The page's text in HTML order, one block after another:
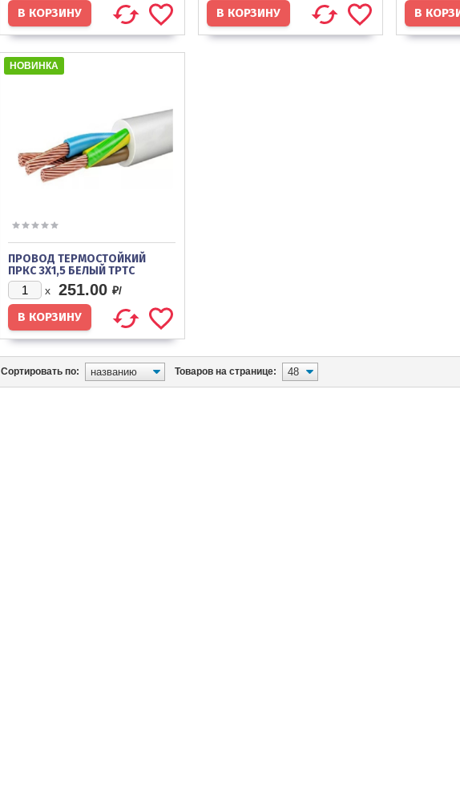
НОВИНКА
ПРОВОД ТЕРМОСТОЙКИЙ
ПРКС 3Х1,5 БЕЛЫЙ ТРТС
ЛИПАРКАБЕЛЬ
x 251.00 ₽/
Сортировать по: Товаров на странице: